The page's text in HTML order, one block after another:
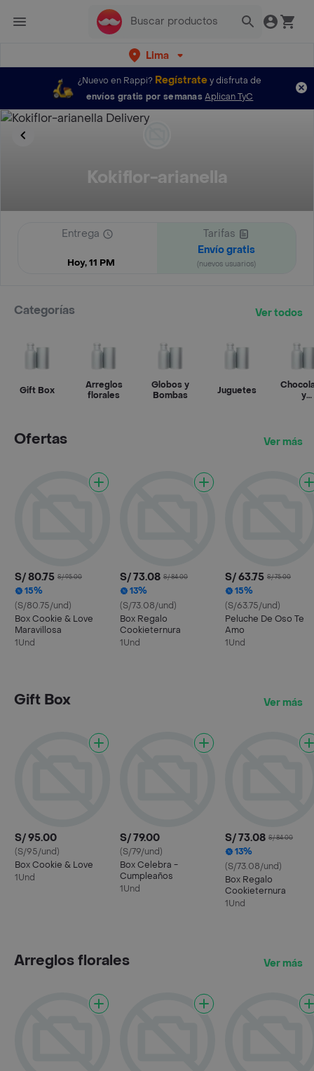
Lima
¿Nuevo en Rappi? Regístratey disfruta de
envíos gratis por semanas Aplican TyC
Kokiflor-arianella
Entrega
Hoy, 11 PM
Tarifas
Envío gratis
(nuevos usuarios)
Categorías Ver todos
Gift Box
Arreglos
florales
Globos y
Bombas
Juguetes
y
Ofertas Ver más
S/ 80.75 S/ 95.00
15%
(S/80.75/und)
Box Cookie & Love
Maravillosa
1Und
S/ 73.08 S/ 84.00
13%
(S/73.08/und)
Box Regalo
Cookieternura
1Und
S/ 63.75 S/ 75.00
15%
(S/63.75/und)
Peluche De Oso Te
Amo
1Und
Gift Box Ver más
S/ 95.00
(S/95/und)
Box Cookie & Love
1Und
S/ 79.00
(S/79/und)
Box Celebra -
Cumpleaños
1Und
S/ 73.08 S/ 84.00
13%
(S/73.08/und)
Box Regalo
Cookieternura
1Und
Arreglos florales Ver más